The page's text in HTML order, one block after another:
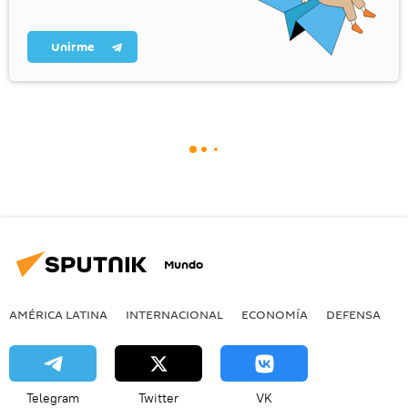
Unirme
Mundo
AMÉRICA LATINA INTERNACIONAL ECONOMÍA DEFENSA
Telegram Twitter VK